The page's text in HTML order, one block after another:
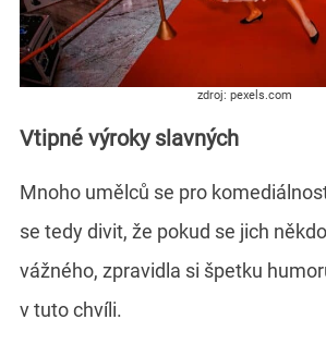
zdroj: pexels.com
Vtipné výroky slavných
Mnoho umělců se pro
se tedy divit, že pokud se jich
vážného, zpravidla si špetku
v tuto chvíli.